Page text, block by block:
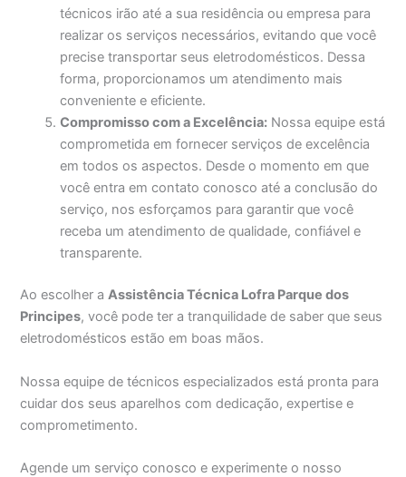
técnicos irão até a sua residência ou empresa para
realizar os serviços necessários, evitando que você
precise transportar seus eletrodomésticos. Dessa
forma, proporcionamos um atendimento mais
conveniente e eficiente.
Compromisso com a Excelência: Nossa equipe está
comprometida em fornecer serviços de excelência
em todos os aspectos. Desde o momento em que
você entra em contato conosco até a conclusão do
serviço, nos esforçamos para garantir que você
receba um atendimento de qualidade, confiável e
transparente.
Ao escolher aAssistência Técnica Lofra Parque dos
Principes, você pode ter a tranquilidade de saber que seus
eletrodomésticos estão em boas mãos.
Nossa equipe de técnicos especializados está pronta para
cuidar dos seus aparelhos com dedicação, expertise e
comprometimento.
Agende um serviço conosco e experimente o nosso